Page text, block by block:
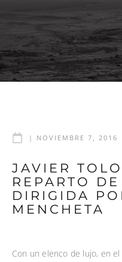
| NOVIEMBRE 7, 2016
JAVIER
REPARTO
DIRIGIDA
MENCHETA
Con un elenco de lujo, en